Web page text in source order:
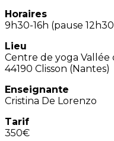
Horaires
9h30-16h (pause
Lieu
Centre de yoga Vallée
44190 Clisson (Nantes)
Enseignante
Cristina De Lorenzo
Tarif
350€